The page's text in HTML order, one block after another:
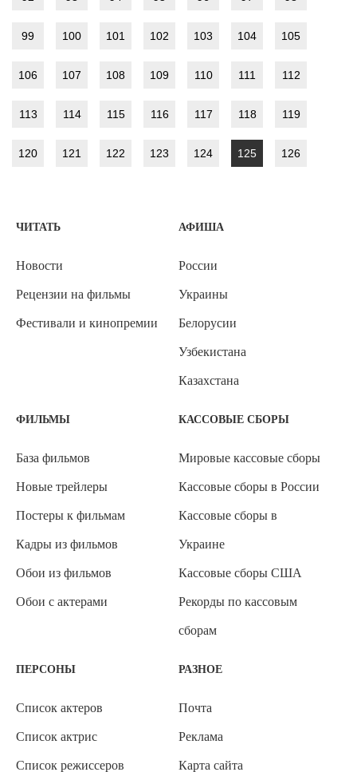
99 100 101 102 103 104 105
106 107 108 109 110 111 112
113 114 115 116 117 118 119
120 121 122 123 124 125 126
ЧИТАТЬ
Новости
Рецензии на фильмы
Фестивали и кинопремии
АФИША
России
Украины
Белорусии
Узбекистана
Казахстана
ФИЛЬМЫ
База фильмов
Новые трейлеры
Постеры к фильмам
Кадры из фильмов
Обои из фильмов
Обои с актерами
КАССОВЫЕ СБОРЫ
Мировые кассовые сборы
Кассовые сборы в России
Кассовые сборы в
Украине
Кассовые сборы США
Рекорды по кассовым
сборам
ПЕРСОНЫ
Список актеров
Список актрис
Список режиссеров
РАЗНОЕ
Почта
Реклама
Карта сайта